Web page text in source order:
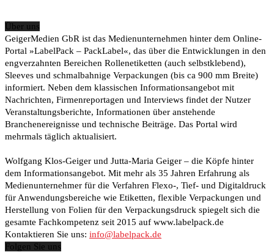
Über uns
GeigerMedien GbR ist das Medienunternehmen hinter dem Online-
Portal »LabelPack – PackLabel«, das über die Entwicklungen in den
engverzahnten Bereichen Rollenetiketten (auch selbstklebend),
Sleeves und schmalbahnige Verpackungen (bis ca 900 mm Breite)
informiert. Neben dem klassischen Informationsangebot mit
Nachrichten, Firmenreportagen und Interviews findet der Nutzer
Veranstaltungsberichte, Informationen über anstehende
Branchenereignisse und technische Beiträge. Das Portal wird
mehrmals täglich aktualisiert.
Wolfgang Klos-Geiger und Jutta-Maria Geiger – die Köpfe hinter
dem Informationsangebot. Mit mehr als 35 Jahren Erfahrung als
Medienunternehmer für die Verfahren Flexo-, Tief- und Digitaldruck
für Anwendungsbereiche wie Etiketten, flexible Verpackungen und
Herstellung von Folien für den Verpackungsdruck spiegelt sich die
gesamte Fachkompetenz seit 2015 auf www.labelpack.de
Kontaktieren Sie uns: info@labelpack.de
Folgen Sie uns